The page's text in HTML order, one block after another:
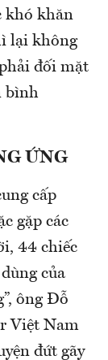
khó khăn
lại không
đối mặt
bình
ỨNG
cấp
gặp các
44 chiếc
của
ông Đỗ
Việt Nam
đứt gãy